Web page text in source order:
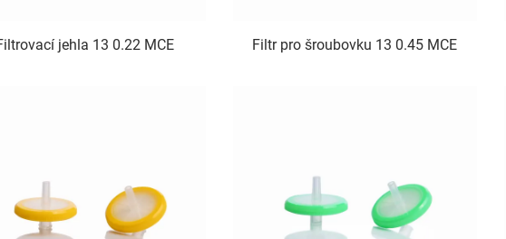
jehla 13 0.22 MCE Filtr pro šroubovku 13 0.45 MCE